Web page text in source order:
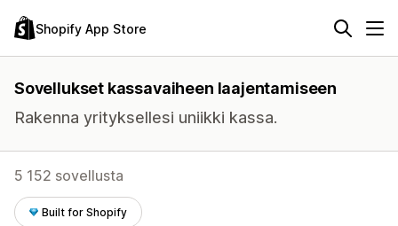
Shopify App Store
Sovellukset kassavaiheen laajentamiseen
Rakenna yrityksellesi uniikki kassa.
5 152 sovellusta
Built for Shopify